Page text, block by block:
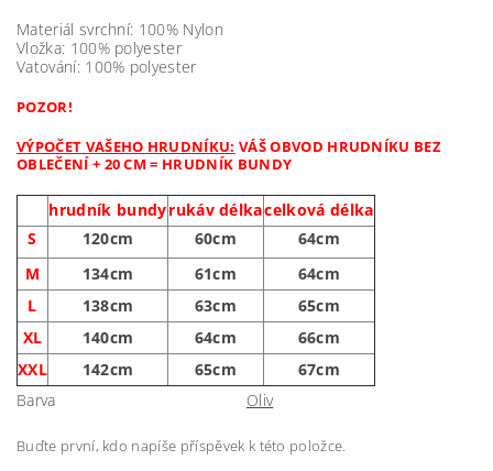
Materiál svrchní: 100% Nylon
Vložka: 100% polyester
Vatování: 100% polyester
POZOR!
VÝPOČET VAŠEHO HRUDNÍKU: VÁŠ OBVOD HRUDNÍKU BEZ
OBLEČENÍ + 20 CM = HRUDNÍK BUNDY
hrudník bundyrukáv délkacelková délka
S
120cm 60cm
64cm
M
134cm 61cm
64cm
L
138cm 63cm
65cm
XL
140cm 64cm
66cm
XXL
142cm 65cm
67cm
Barva
Oliv
Buďte první, kdo napíše příspěvek k této položce.